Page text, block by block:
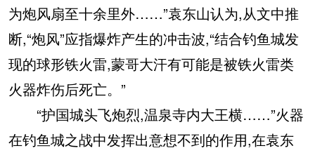
为炮风扇至十余里外……”袁东山认为,从文中推
断,“炮风”应指爆炸产生的冲击波,“结合钓鱼城发
现的球形铁火雷,蒙哥大汗有可能是被铁火雷类
火器炸伤后死亡。”
“护国城头飞炮烈,温泉寺内大王横……”火器
在钓鱼城之战中发挥出意想不到的作用,在袁东